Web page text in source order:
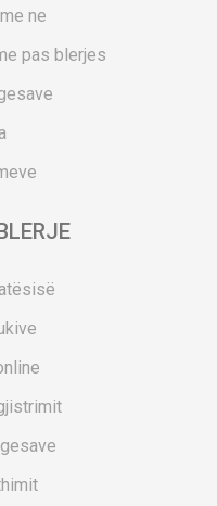
ne
pas blerjes